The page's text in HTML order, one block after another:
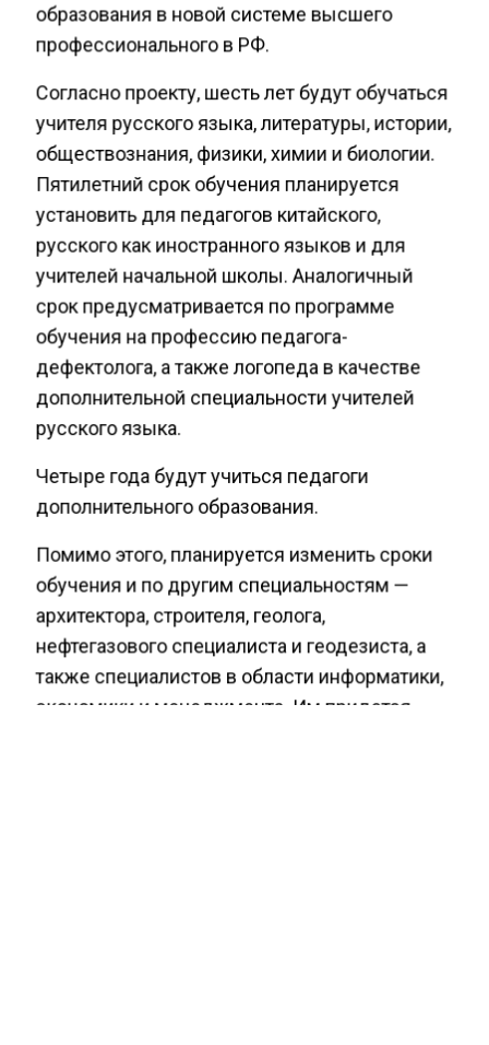
образования в новой системе высшего
профессионального в РФ.
Согласно проекту, шесть лет будут обучаться
учителя русского языка, литературы, истории,
обществознания, физики, химии и биологии.
Пятилетний срок обучения планируется
установить для педагогов китайского,
русского как иностранного языков и для
учителей начальной школы. Аналогичный
срок предусматривается по программе
обучения на профессию педагога-
дефектолога, а также логопеда в качестве
дополнительной специальности учителей
русского языка.
Четыре года будут учиться педагоги
дополнительного образования.
Помимо этого, планируется изменить сроки
обучения и по другим специальностям —
архитектора, строителя, геолога,
нефтегазового специалиста и геодезиста, а
также специалистов в области информатики,
экономики и менеджмента. Им придется